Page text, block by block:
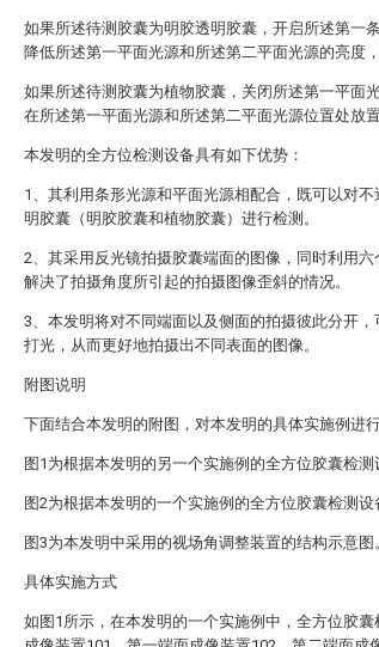
如果所述待测胶囊为明胶透明胶囊，开启所述第一
降低所述第一平面光源和所述第二平面光源的亮度，
如果所述待测胶囊为植物胶囊，关闭所述第一平面
在所述第一平面光源和所述第二平面光源位置处放置
本发明的全方位检测设备具有如下优势：
1、其利用条形光源和平面光源相配合，既可以对
明胶囊（明胶胶囊和植物胶囊）进行检测。
2、其采用反光镜拍摄胶囊端面的图像，同时利用六
解决了拍摄角度所引起的拍摄图像歪斜的情况。
3、本发明将对不同端面以及侧面的拍摄彼此分开
打光，从而更好地拍摄出不同表面的图像。
附图说明
下面结合本发明的附图，对本发明的具体实施例进
图1为根据本发明的另一个实施例的全方位胶囊检测
图2为根据本发明的一个实施例的全方位胶囊检测设
图3为本发明中采用的视场角调整装置的结构示意图
具体实施方式
如图1所示，在本发明的一个实施例中，全方位胶